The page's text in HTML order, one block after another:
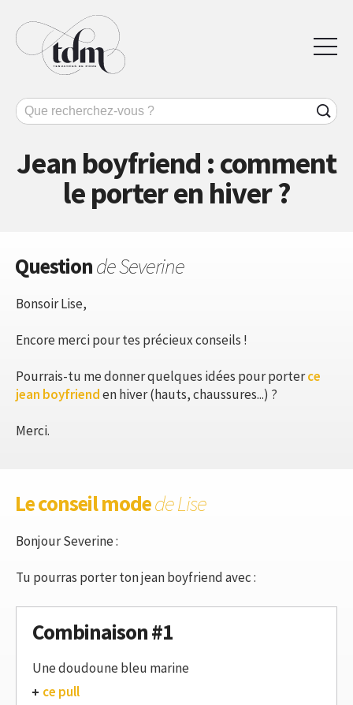
Jean boyfriend : comment
le porter en hiver ?
Questionde Severine
Bonsoir Lise,
Encore merci pour tes précieux conseils !
Pourrais-tu me donner quelques idées pour porterce
jean boyfrienden hiver (hauts, chaussures...) ?
Merci.
Le conseil modede Lise
Bonjour Severine :
Tu pourras porter ton jean boyfriend avec :
Combinaison #1
Une doudoune bleu marine
ce pull